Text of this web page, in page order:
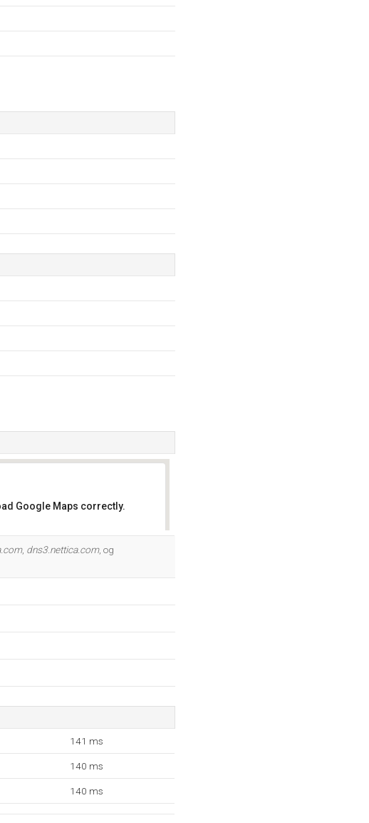
Google Maps correctly.
, dns3.nettica.com, og
141 ms
140 ms
140 ms